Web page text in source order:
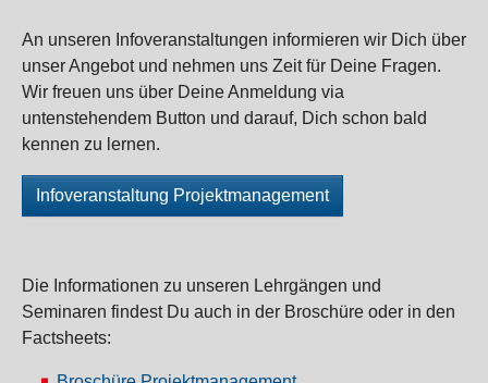
An unseren Infoveranstaltungen informieren wir Dich über
unser Angebot und nehmen uns Zeit für Deine Fragen.
Wir freuen uns über Deine Anmeldung via
untenstehendem Button und darauf, Dich schon bald
kennen zu lernen.
Infoveranstaltung Projektmanagement
Die Informationen zu unseren Lehrgängen und
Seminaren findest Du auch in der Broschüre oder in den
Factsheets: